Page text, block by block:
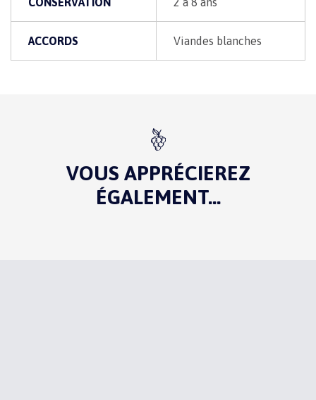
ACCORDS Viandes blanches
VOUS APPRÉCIEREZ
ÉGALEMENT...